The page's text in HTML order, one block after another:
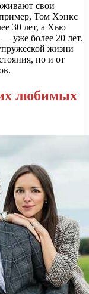
свои
Том Хэнкс
30 лет, а Хью
уже более 20 лет.
жизни
но и от
любимых